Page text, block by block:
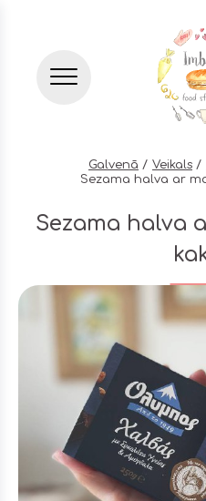
Бургер меню
Galvenā Veikals
Sezama halva ar
Sezama halva